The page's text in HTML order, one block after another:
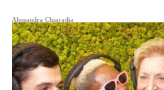
Alessandra Chiaradia